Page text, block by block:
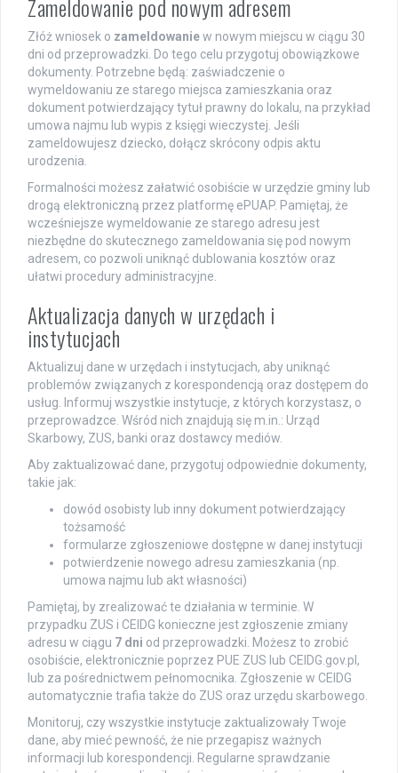
Zameldowanie pod nowym adresem
Złóż wniosek o zameldowaniew nowym miejscu w ciągu 30
dni od przeprowadzki. Do tego celu przygotuj obowiązkowe
dokumenty. Potrzebne będą: zaświadczenie o
wymeldowaniu ze starego miejsca zamieszkania oraz
dokument potwierdzający tytuł prawny do lokalu, na przykład
umowa najmu lub wypis z księgi wieczystej. Jeśli
zameldowujesz dziecko, dołącz skrócony odpis aktu
urodzenia.
Formalności możesz załatwić osobiście w urzędzie gminy lub
drogą elektroniczną przez platformę ePUAP. Pamiętaj, że
wcześniejsze wymeldowanie ze starego adresu jest
niezbędne do skutecznego zameldowania się pod nowym
adresem, co pozwoli uniknąć dublowania kosztów oraz
ułatwi procedury administracyjne.
Aktualizacja danych w urzędach i
instytucjach
Aktualizuj dane w urzędach i instytucjach, aby uniknąć
problemów związanych z korespondencją oraz dostępem do
usług. Informuj wszystkie instytucje, z których korzystasz, o
przeprowadzce. Wśród nich znajdują się m.in.: Urząd
Skarbowy, ZUS, banki oraz dostawcy mediów.
Aby zaktualizować dane, przygotuj odpowiednie dokumenty,
takie jak:
dowód osobisty lub inny dokument potwierdzający
tożsamość
formularze zgłoszeniowe dostępne w danej instytucji
potwierdzenie nowego adresu zamieszkania (np.
umowa najmu lub akt własności)
Pamiętaj, by zrealizować te działania w terminie. W
przypadku ZUS i CEIDG konieczne jest zgłoszenie zmiany
adresu w ciągu 7 dni od przeprowadzki. Możesz to zrobić
osobiście, elektronicznie poprzez PUE ZUS lub CEIDG.gov.pl,
lub za pośrednictwem pełnomocnika. Zgłoszenie w CEIDG
automatycznie trafia także do ZUS oraz urzędu skarbowego.
Monitoruj, czy wszystkie instytucje zaktualizowały Twoje
dane, aby mieć pewność, że nie przegapisz ważnych
informacji lub korespondencji. Regularne sprawdzanie